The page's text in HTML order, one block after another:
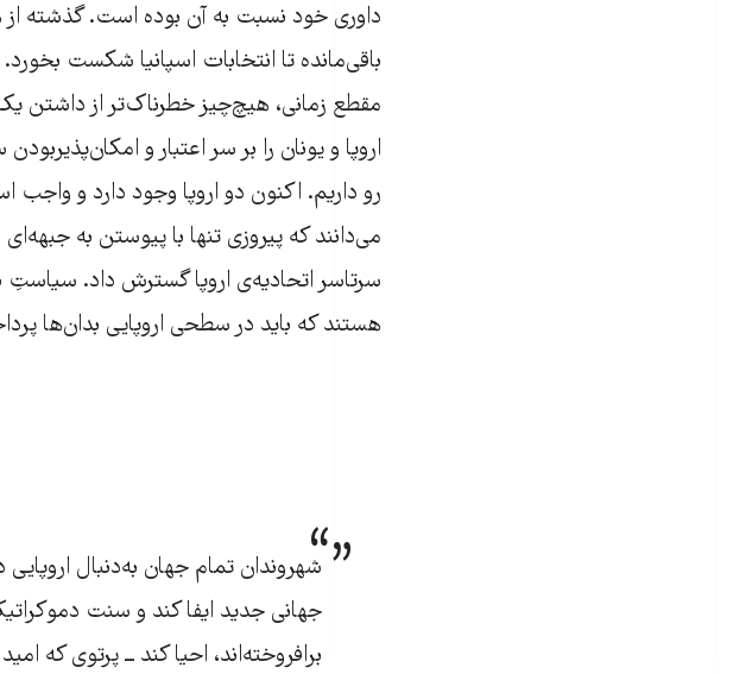
داوری خود نسبت به آن بوده است. گذشته
باقی‌مانده تا انتخابات اسپانیا شکست
مقطع زمانی، هیچ‌چیز خطرناک‌تر از
اروپا و یونان را بر سر اعتبار و
رو داریم. اکنون دو اروپا وجود دارد و
می‌دانند که پیروزی تنها با پیوستن به
سرتاسر اتحادیه‌ی اروپا گسترش داد.
هستند که باید در سطحی اروپایی بدان‌ها
شهروندان تمام جهان به‌دنبال
جهانی جدید ایفا کند و سنت
برافروخته‌اند، احیا کند ــ پرتوی که